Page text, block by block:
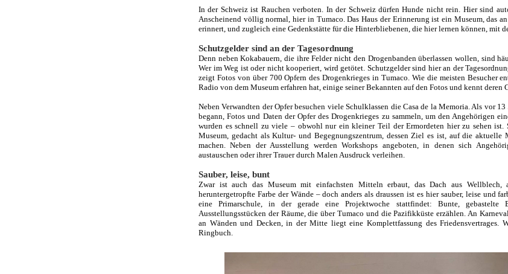
In der Schweiz ist Rauchen verboten. In der Schweiz dürfen Hunde nicht rein. Hier sind
Anscheinend völlig normal, hier in Tumaco. Das Haus der Erinnerung ist ein Museum, das
erinnert, und zugleich eine Gedenkstätte für die Hinterbliebenen, die hier lernen können, mit
Schutzgelder sind an der Tagesordnung
Denn neben Kokabauern, die ihre Felder nicht den Drogenbanden überlassen wollen, sind
Wer im Weg ist oder nicht kooperiert, wird getötet. Schutzgelder sind hier an der
zeigt Fotos von über 700 Opfern des Drogenkrieges in Tumaco. Wie die meisten Besucher
Radio von dem Museum erfahren hat, einige seiner Bekannten auf den Fotos und kennt deren
Neben Verwandten der Opfer besuchen viele Schulklassen die Casa de la Memoria. Als vor
begann, Fotos und Daten der Opfer des Drogenkrieges zu sammeln, um den Angehörigen
wurden es schnell zu viele – obwohl nur ein kleiner Teil der Ermordeten hier zu sehen ist.
Museum, gedacht als Kultur- und Begegnungszentrum, dessen Ziel es ist, auf die aktuelle
machen. Neben der Ausstellung werden Workshops angeboten, in denen sich
austauschen oder ihrer Trauer durch Malen Ausdruck verleihen.
Sauber, leise, bunt
Zwar ist auch das Museum mit einfachsten Mitteln erbaut, das Dach aus Wellblech,
heruntergetropfte Farbe der Wände – doch anders als draussen ist es hier sauber, leise und
eine Primarschule, in der gerade eine Projektwoche stattfindet: Bunte, gebastelte
Ausstellungsstücken der Räume, die über Tumaco und die Pazifikküste erzählen. An
an Wänden und Decken, in der Mitte liegt eine Komplettfassung des Friedensvertrages.
Ringbuch.